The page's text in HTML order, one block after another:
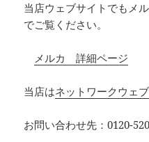
当店ウェブサイトでもメ
でご覧ください。
メルカ 詳細ページ
当店はネットワークウェ
お問い合わせ先：0120-